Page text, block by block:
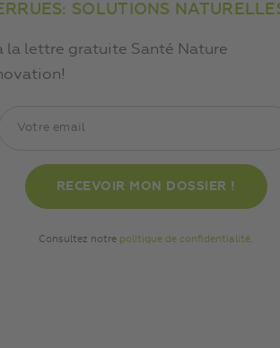
SOLUTIONS
la lettre gratuite Santé Nature
Consultez notre politique de confidentialité.